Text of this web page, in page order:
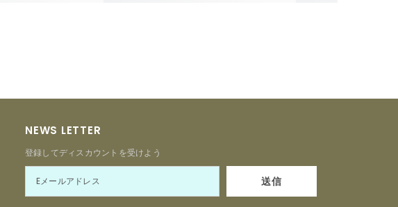
NEWS LETTER
登録してディスカウントを受けよう
送信